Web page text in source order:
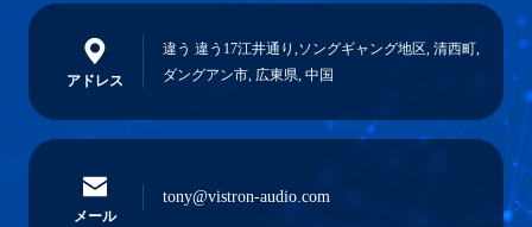
アドレス
違う 違う17江井通り,ソングギャング地区, 清西町,
ダングアン市, 広東県, 中国
メール
tony@vistron-audio.com